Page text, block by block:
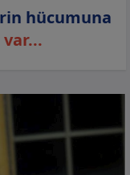
hücumuna